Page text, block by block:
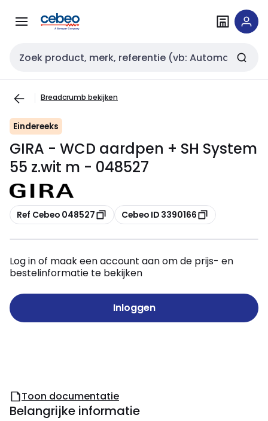
naar
naar
Zoekveld invoer
Breadcrumb bekijken
Eindereeks
GIRA - WCD aardpen + SH System
55 z.wit m - 048527
Kopiëren
Ref Cebeo 048527 Kopiëren
Cebeo ID 3390166
Log in of maak een account aan om de prijs- en
bestelinformatie te bekijken
Inloggen
Toon documentatie
Belangrijke informatie